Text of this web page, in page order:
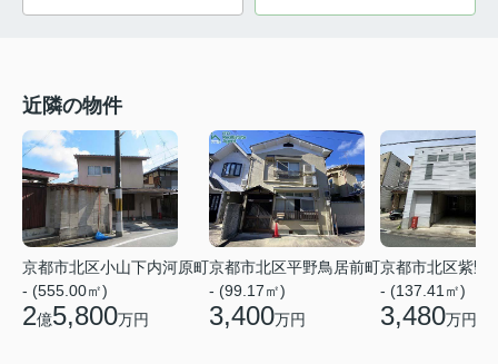
近隣の物件
京都市北区小山下内河原町
- (555.00㎡)
2億5,800万円
京都市北区平野鳥居前町
- (99.17㎡)
3,400万円
京都市北区紫野
- (137.41㎡)
3,480万円